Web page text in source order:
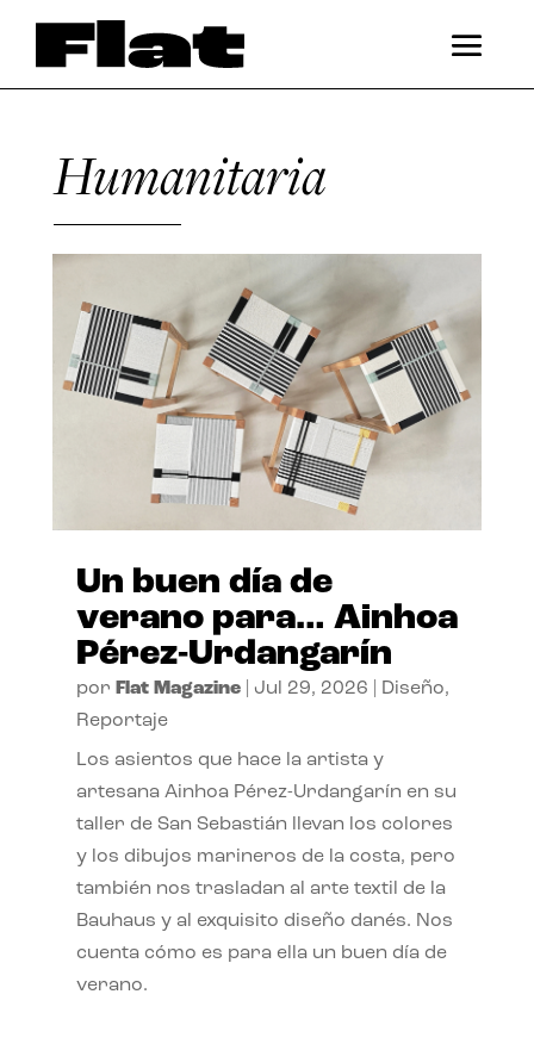
Humanitaria
Un buen día de
verano para… Ainhoa
Pérez-Urdangarín
por Flat Magazine| Jul 29, 2026 Diseño,
Reportaje
Los asientos que hace la artista y
artesana Ainhoa Pérez-Urdangarín en su
taller de San Sebastián llevan los colores
y los dibujos marineros de la costa, pero
también nos trasladan al arte textil de la
Bauhaus y al exquisito diseño danés. Nos
cuenta cómo es para ella un buen día de
verano.